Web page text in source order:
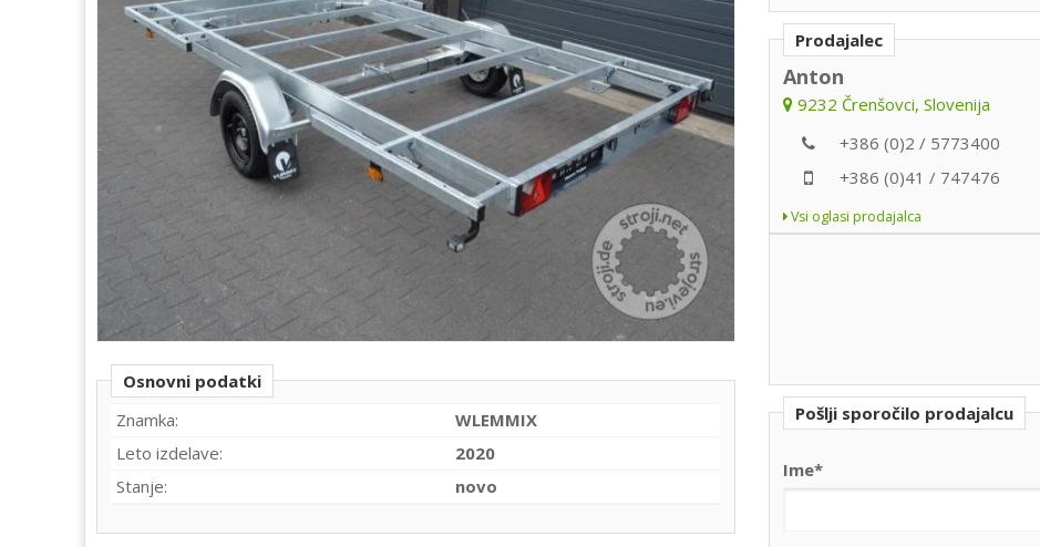
Osnovni podatki
Znamka:
WLEMMIX
Leto izdelave:
2020
Stanje:
novo
Prodajalec
Anton
9232 Črenšovci, Slovenija
+386 (0)2 / 5773400
+386 (0)41 / 747476
Vsi oglasi prodajalca
Pošlji sporočilo prodajalcu
Ime*